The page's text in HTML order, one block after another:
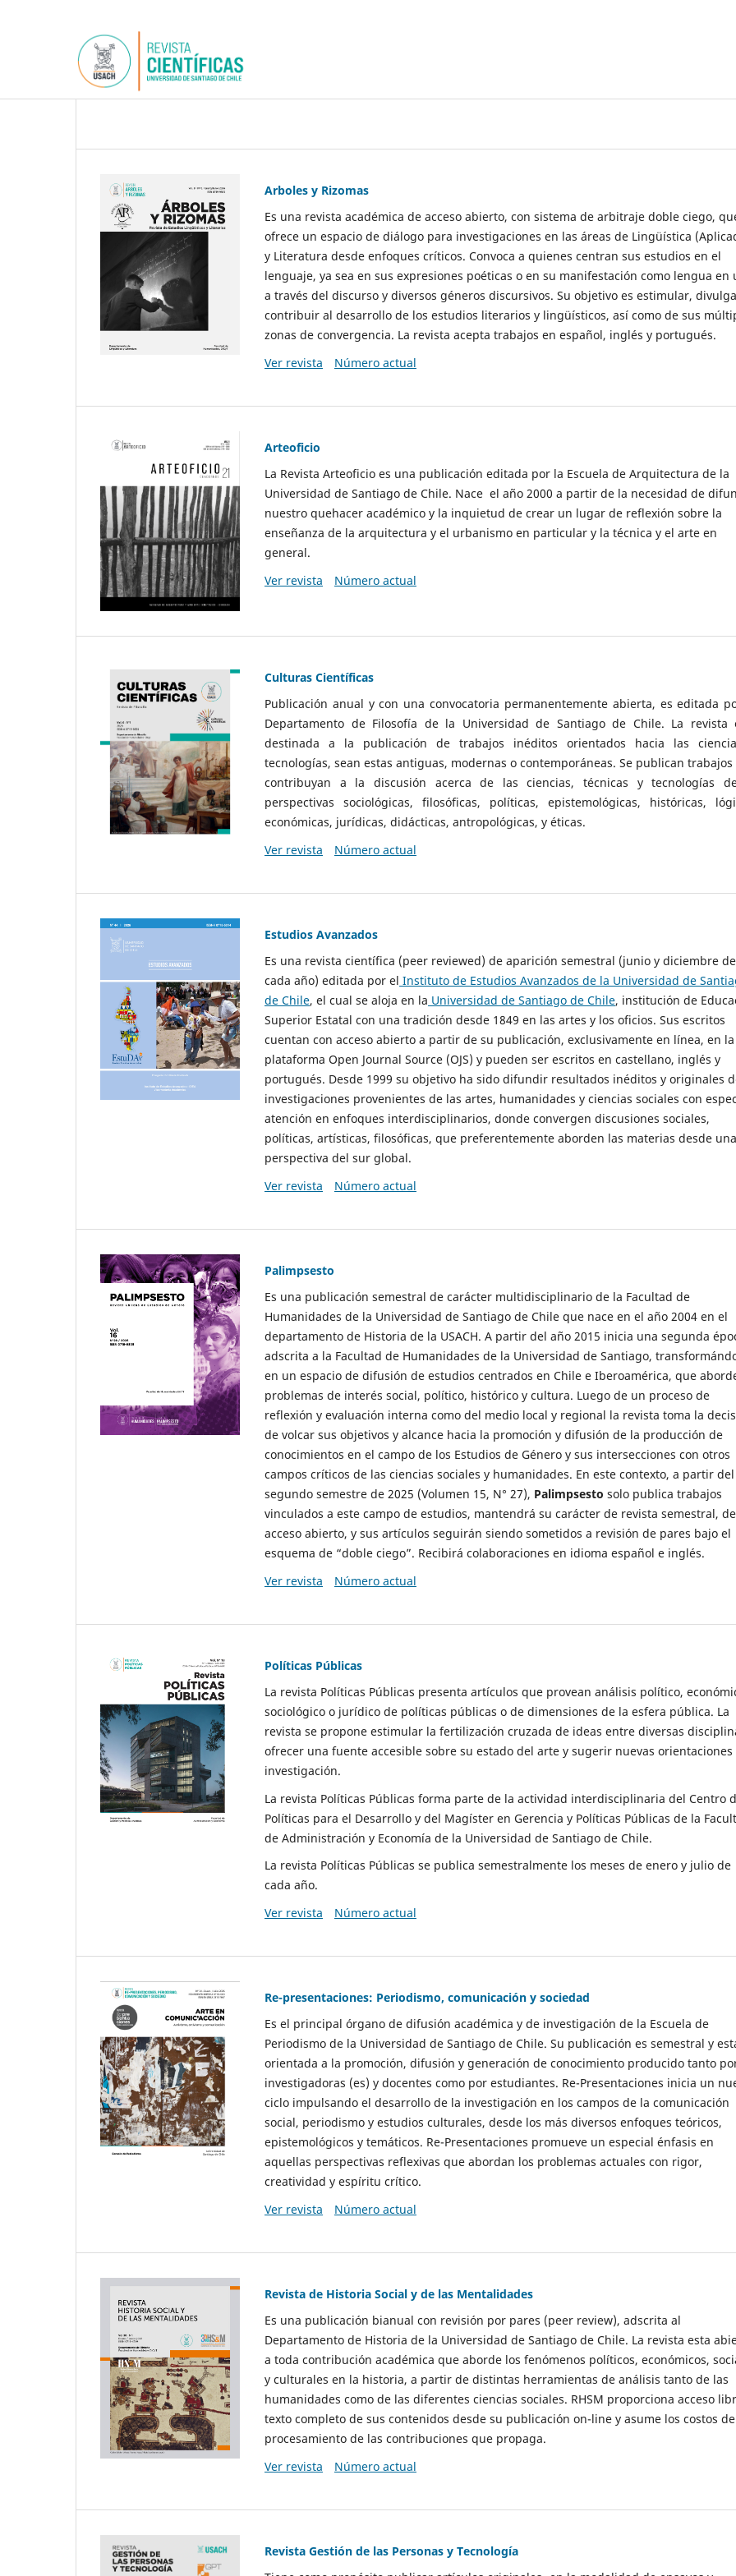
Arboles y Rizomas
Es una revista académica de acceso abierto, con sistema de arbitraje doble ciego,
ofrece un espacio de diálogo para investigaciones en las áreas de Lingüística
y Literatura desde enfoques críticos. Convoca a quienes centran sus estudios en el
lenguaje, ya sea en sus expresiones poéticas o en su manifestación como lengua en
a través del discurso y diversos géneros discursivos. Su objetivo es estimular,
contribuir al desarrollo de los estudios literarios y lingüísticos, así como de sus
zonas de convergencia. La revista acepta trabajos en español, inglés y portugués.
Ver revista
Número actual
Arteoficio
La Revista Arteoficio es una publicación editada por la Escuela de Arquitectura de la
Universidad de Santiago de Chile. Nace el año 2000 a partir de la necesidad de
nuestro quehacer académico y la inquietud de crear un lugar de reflexión sobre la
enseñanza de la arquitectura y el urbanismo en particular y la técnica y el arte en
general.
Ver revista
Número actual
Culturas Científicas
Publicación anual y con una convocatoria permanentemente abierta, es editada
Departamento de Filosofía de la Universidad de Santiago de Chile. La revista
destinada a la publicación de trabajos inéditos orientados hacia las
tecnologías, sean estas antiguas, modernas o contemporáneas. Se publican
contribuyan a la discusión acerca de las ciencias, técnicas y tecnologías
perspectivas sociológicas, filosóficas, políticas, epistemológicas, históricas,
económicas, jurídicas, didácticas, antropológicas, y éticas.
Ver revista
Número actual
Estudios Avanzados
Es una revista científica (peer reviewed) de aparición semestral (junio y diciembre de
cada año) editada por el Instituto de Estudios Avanzados de la Universidad de
de Chile, el cual se aloja en la Universidad de Santiago de Chile, institución de
Superior Estatal con una tradición desde 1849 en las artes y los oficios. Sus escritos
cuentan con acceso abierto a partir de su publicación, exclusivamente en línea, en la
plataforma Open Journal Source (OJS) y pueden ser escritos en castellano, inglés y
portugués. Desde 1999 su objetivo ha sido difundir resultados inéditos y originales
investigaciones provenientes de las artes, humanidades y ciencias sociales con
atención en enfoques interdisciplinarios, donde convergen discusiones sociales,
políticas, artísticas, filosóficas, que preferentemente aborden las materias desde una
perspectiva del sur global.
Ver revista
Número actual
Palimpsesto
Es una publicación semestral de carácter multidisciplinario de la Facultad de
Humanidades de la Universidad de Santiago de Chile que nace en el año 2004 en el
departamento de Historia de la USACH. A partir del año 2015 inicia una segunda
adscrita a la Facultad de Humanidades de la Universidad de Santiago,
en un espacio de difusión de estudios centrados en Chile e Iberoamérica, que
problemas de interés social, político, histórico y cultura. Luego de un proceso de
reflexión y evaluación interna como del medio local y regional la revista toma la
de volcar sus objetivos y alcance hacia la promoción y difusión de la producción de
conocimientos en el campo de los Estudios de Género y sus intersecciones con otros
campos críticos de las ciencias sociales y humanidades. En este contexto, a partir del
segundo semestre de 2025 (Volumen 15, N° 27), Palimpsesto solo publica trabajos
vinculados a este campo de estudios, mantendrá su carácter de revista semestral, de
acceso abierto, y sus artículos seguirán siendo sometidos a revisión de pares bajo el
esquema de “doble ciego”. Recibirá colaboraciones en idioma español e inglés.
Ver revista
Número actual
Políticas Públicas
La revista Políticas Públicas presenta artículos que provean análisis político,
sociológico o jurídico de políticas públicas o de dimensiones de la esfera pública. La
revista se propone estimular la fertilización cruzada de ideas entre diversas
ofrecer una fuente accesible sobre su estado del arte y sugerir nuevas orientaciones
investigación.
La revista Políticas Públicas forma parte de la actividad interdisciplinaria del Centro
Políticas para el Desarrollo y del Magíster en Gerencia y Políticas Públicas de la
de Administración y Economía de la Universidad de Santiago de Chile.
La revista Políticas Públicas se publica semestralmente los meses de enero y julio de
cada año.
Ver revista
Número actual
Re-presentaciones: Periodismo, comunicación y sociedad
Es el principal órgano de difusión académica y de investigación de la Escuela de
Periodismo de la Universidad de Santiago de Chile. Su publicación es semestral y
orientada a la promoción, difusión y generación de conocimiento producido tanto
investigadoras (es) y docentes como por estudiantes. Re-Presentaciones inicia un
ciclo impulsando el desarrollo de la investigación en los campos de la comunicación
social, periodismo y estudios culturales, desde los más diversos enfoques teóricos,
epistemológicos y temáticos. Re-Presentaciones promueve un especial énfasis en
aquellas perspectivas reflexivas que abordan los problemas actuales con rigor,
creatividad y espíritu crítico.
Ver revista
Número actual
Revista de Historia Social y de las Mentalidades
Es una publicación bianual con revisión por pares (peer review), adscrita al
Departamento de Historia de la Universidad de Santiago de Chile. La revista esta
a toda contribución académica que aborde los fenómenos políticos, económicos,
y culturales en la historia, a partir de distintas herramientas de análisis tanto de las
humanidades como de las diferentes ciencias sociales. RHSM proporciona acceso
texto completo de sus contenidos desde su publicación on-line y asume los costos de
procesamiento de las contribuciones que propaga.
Ver revista
Número actual
Revista Gestión de las Personas y Tecnología